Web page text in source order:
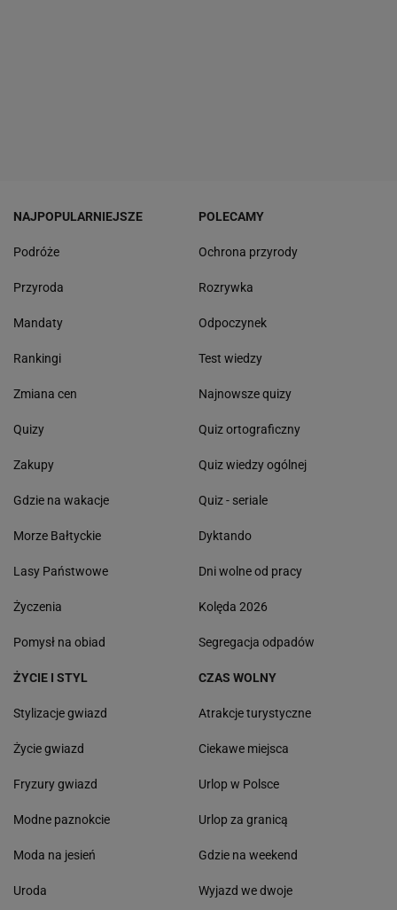
NAJPOPULARNIEJSZE
Podróże
Przyroda
Mandaty
Rankingi
Zmiana cen
Quizy
Zakupy
Gdzie na wakacje
Morze Bałtyckie
Lasy Państwowe
Życzenia
Pomysł na obiad
POLECAMY
Ochrona przyrody
Rozrywka
Odpoczynek
Test wiedzy
Najnowsze quizy
Quiz ortograficzny
Quiz wiedzy ogólnej
Quiz - seriale
Dyktando
Dni wolne od pracy
Kolęda 2026
Segregacja odpadów
ŻYCIE I STYL
Stylizacje gwiazd
Życie gwiazd
Fryzury gwiazd
Modne paznokcie
Moda na jesień
Uroda
CZAS WOLNY
Atrakcje turystyczne
Ciekawe miejsca
Urlop w Polsce
Urlop za granicą
Gdzie na weekend
Wyjazd we dwoje